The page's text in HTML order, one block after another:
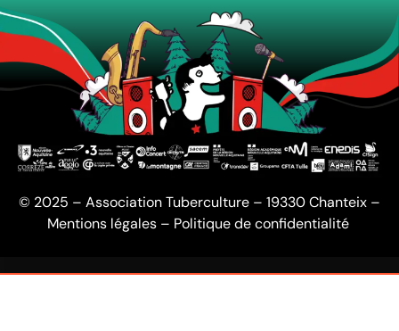
© 2025 – Association Tuberculture – 19330 Chanteix –
Mentions légales– Politique de confidentialité